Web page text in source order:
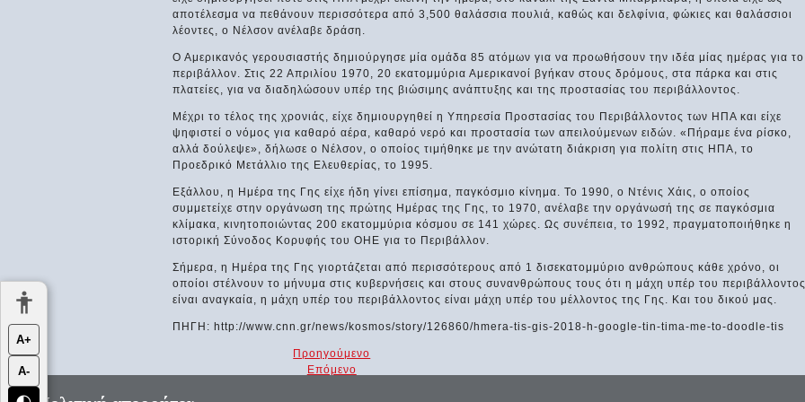
αποτέλεσμα να πεθάνουν περισσότερα από 3,500 θαλάσσια πουλιά, καθώς και δελφίνια, φώκιες και θαλάσσιοι
λέοντες, ο Νέλσον ανέλαβε δράση.
Ο Αμερικανός γερουσιαστής δημιούργησε μία ομάδα 85 ατόμων για να προωθήσουν την ιδέα μίας ημέρας για το
περιβάλλον. Στις 22 Απριλίου 1970, 20 εκατομμύρια Αμερικανοί βγήκαν στους δρόμους, στα πάρκα και στις
πλατείες, για να διαδηλώσουν υπέρ της βιώσιμης ανάπτυξης και της προστασίας του περιβάλλοντος.
Μέχρι το τέλος της χρονιάς, είχε δημιουργηθεί η Υπηρεσία Προστασίας του Περιβάλλοντος των ΗΠΑ και είχε
ψηφιστεί ο νόμος για καθαρό αέρα, καθαρό νερό και προστασία των απειλούμενων ειδών. «Πήραμε ένα ρίσκο,
αλλά δούλεψε», δήλωσε ο Νέλσον, ο οποίος τιμήθηκε με την ανώτατη διάκριση για πολίτη στις ΗΠΑ, το
Προεδρικό Μετάλλιο της Ελευθερίας, το 1995.
Εξάλλου, η Ημέρα της Γης είχε ήδη γίνει επίσημα, παγκόσμιο κίνημα. Το 1990, ο Ντένις Χάις, ο οποίος
συμμετείχε στην οργάνωση της πρώτης Ημέρας της Γης, το 1970, ανέλαβε την οργάνωσή της σε παγκόσμια
κλίμακα, κινητοποιώντας 200 εκατομμύρια κόσμου σε 141 χώρες. Ως συνέπεια, το 1992, πραγματοποιήθηκε η
ιστορική Σύνοδος Κορυφής του ΟΗΕ για το Περιβάλλον.
Σήμερα, η Ημέρα της Γης γιορτάζεται από περισσότερους από 1 δισεκατομμύριο ανθρώπους κάθε χρόνο, οι
οποίοι στέλνουν το μήνυμα στις κυβερνήσεις και στους συνανθρώπους τους ότι η μάχη υπέρ του περιβάλλοντος
είναι αναγκαία, η μάχη υπέρ του περιβάλλοντος είναι μάχη υπέρ του μέλλοντος της Γης. Και του δικού μας.
ΠΗΓΗ: http://www.cnn.gr/news/kosmos/story/126860/hmera-tis-gis-2018-h-google-tin-tima-me-to-doodle-tis
Προηγούμενο
Επόμενο
Α+
Α-